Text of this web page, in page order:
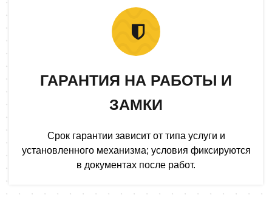
ГАРАНТИЯ НА РАБОТЫ И
ЗАМКИ
Срок гарантии зависит от типа услуги и
установленного механизма; условия фиксируются
в документах после работ.